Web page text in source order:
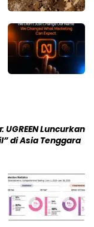
Luncurkan
di Asia Tenggara